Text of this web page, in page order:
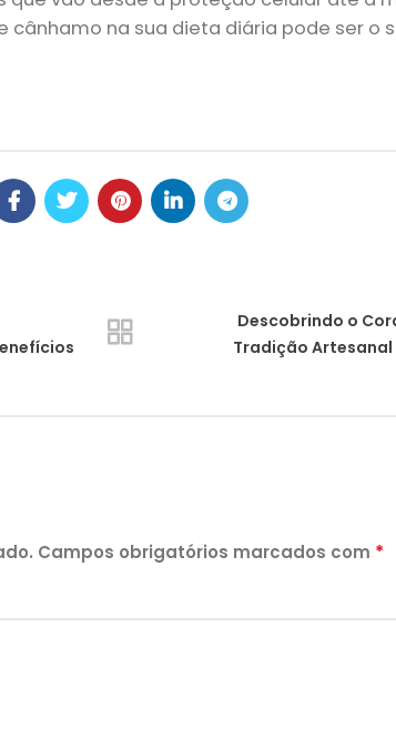
cânhamo na sua dieta diária pode ser o
Descobrindo o
Tradição
Campos obrigatórios marcados com *